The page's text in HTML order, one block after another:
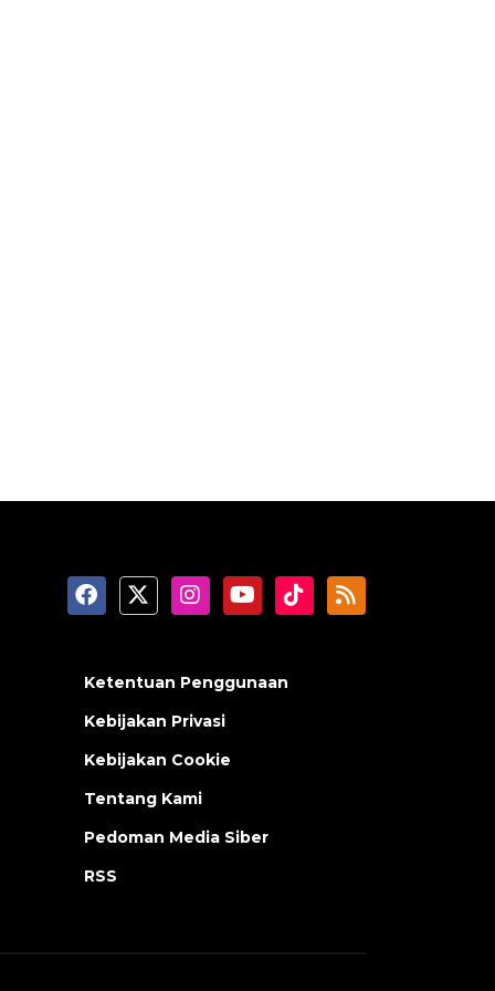
Ketentuan Penggunaan
Kebijakan Privasi
Kebijakan Cookie
Tentang Kami
Pedoman Media Siber
RSS